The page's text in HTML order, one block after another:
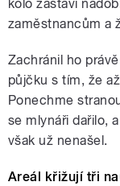
kolo zastaví
zaměstnancům a
Zachránil ho
půjčku s tím, že
Ponechme
se mlynáři dařilo,
však už nenašel.
Areál křižují tři